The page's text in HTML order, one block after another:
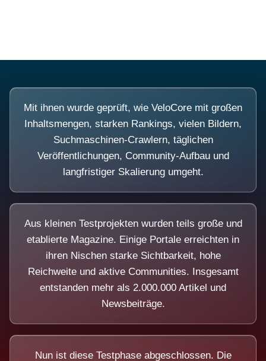
Mit ihnen wurde geprüft, wie VeloCore mit großen
Inhaltsmengen, starken Rankings, vielen Bildern,
Suchmaschinen-Crawlern, täglichen
Veröffentlichungen, Community-Aufbau und
langfristiger Skalierung umgeht.
Aus kleinen Testprojekten wurden teils große und
etablierte Magazine. Einige Portale erreichten in
ihren Nischen starke Sichtbarkeit, hohe
Reichweite und aktive Communities. Insgesamt
entstanden mehr als 2.000.000 Artikel und
Newsbeiträge.
Nun ist diese Testphase abgeschlossen. Die